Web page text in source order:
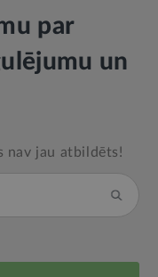
par
un
nav jau atbildēts!